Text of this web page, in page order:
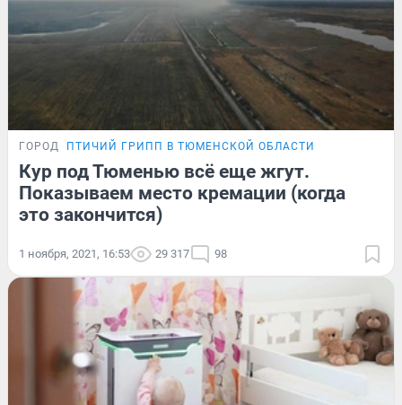
ГОРОД ПТИЧИЙ ГРИПП В ТЮМЕНСКОЙ ОБЛАСТИ
Кур под Тюменью всё еще жгут.
Показываем место кремации (когда
это закончится)
1 ноября, 2021, 16:53 29 317 98